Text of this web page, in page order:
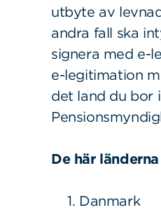
utbyte av
andra fall ska
signera med e-
e-legitimation
det land du bor
De här
Danmark